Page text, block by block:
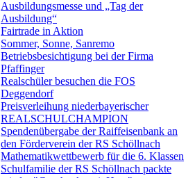
Ausbildungsmesse und „Tag der
Ausbildung“
Fairtrade in Aktion
Sommer, Sonne, Sanremo
Betriebsbesichtigung bei der Firma
Pfaffinger
Realschüler besuchen die FOS
Deggendorf
Preisverleihung niederbayerischer
REALSCHULCHAMPION
Spendenübergabe der Raiffeisenbank an
den Förderverein der RS Schöllnach
Mathematikwettbewerb für die 6. Klassen
Schulfamilie der RS Schöllnach packte